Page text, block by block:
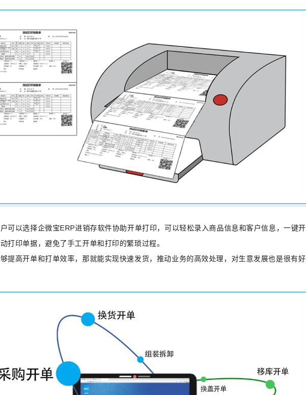
可以选择企微宝ERP进销存软件协助开单打印，可以轻松录入商品信息和客户信息，一键开
打印单据，避免了手工开单和打印的繁琐过程。
提高开单和打单效率，那就能实现快速发货，推动业务的高效处理，对生意发展也是很有好